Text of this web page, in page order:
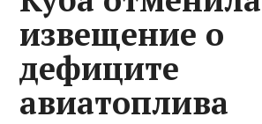
извещение о
дефиците
авиатоплива